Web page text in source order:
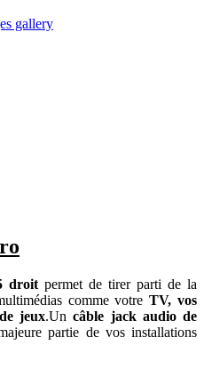
gallery
droit permet de tirer parti de la
comme votreTV, vos
jeux.Uncâble jack audio de
partie de vos installations